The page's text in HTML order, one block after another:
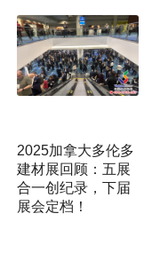
2025加拿大多伦多
建材展回顾：五展
合一创纪录，下届
展会定档！